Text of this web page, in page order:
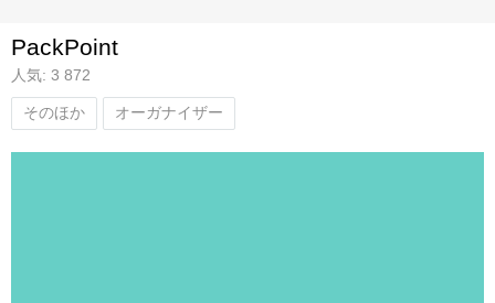
PackPoint
人気: 3 872
そのほか オーガナイザー